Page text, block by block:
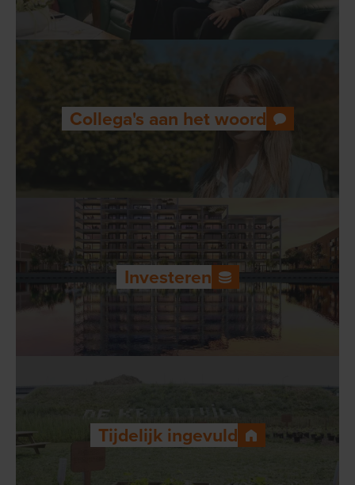
Collega's aan het woord
Investeren
Tijdelijk ingevuld